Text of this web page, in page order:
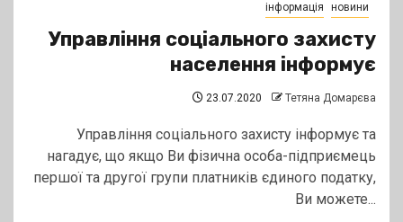
інформація новини
Управління соціального захисту
населення інформує
23.07.2020 Тетяна Домарєва
Управління соціального захисту інформує та
нагадує, що якщо Ви фізична особа-підприємець
першої та другої групи платників єдиного податку,
Ви можете...